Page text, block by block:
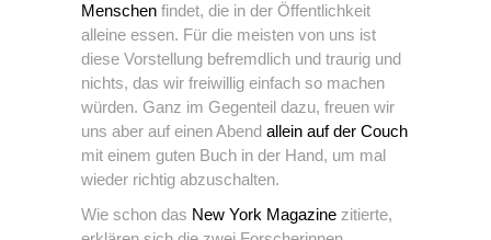
Menschen findet, die in der Öffentlichkeit
alleine essen. Für die meisten von uns ist
diese Vorstellung befremdlich und traurig und
nichts, das wir freiwillig einfach so machen
würden. Ganz im Gegenteil dazu, freuen wir
uns aber auf einen Abend allein auf der Couch
mit einem guten Buch in der Hand, um mal
wieder richtig abzuschalten.
Wie schon das New York Magazine zitierte,